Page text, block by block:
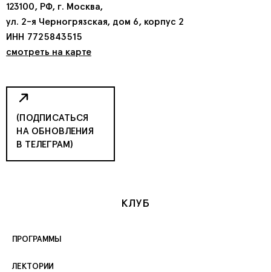
123100, РФ, г. Москва,
ул. 2-я Черногрязская, дом 6, корпус 2
ИНН 7725843515
смотреть на карте
(ПОДПИСАТЬСЯ
НА ОБНОВЛЕНИЯ
В ТЕЛЕГРАМ)
КЛУБ
ПРОГРАММЫ
ЛЕКТОРИИ